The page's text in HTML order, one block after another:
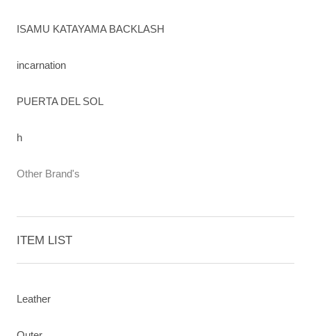
ISAMU KATAYAMA BACKLASH
incarnation
PUERTA DEL SOL
h
Other Brand's
ITEM LIST
Leather